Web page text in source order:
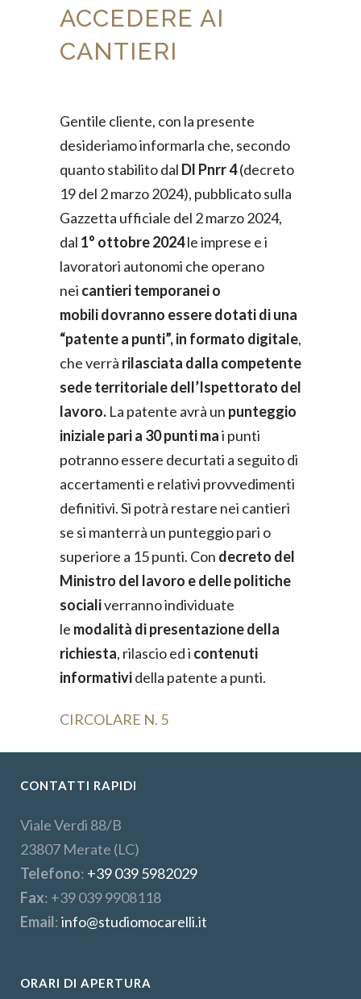
ACCEDERE AI
CANTIERI
Gentile cliente, con la presente
desideriamo informarla che, secondo
quanto stabilito dal Dl Pnrr 4(decreto
19 del 2 marzo 2024), pubblicato sulla
Gazzetta ufficiale del 2 marzo 2024,
dal 1° ottobre 2024le imprese e i
lavoratori autonomi che operano
nei cantieri temporanei o
mobilidovranno essere dotati di una
“patente a punti”, in formato digitale,
che verrà rilasciata dalla competente
sede territoriale dell’Ispettorato del
lavoro. La patente avrà un punteggio
iniziale pari a 30 punti mai punti
potranno essere decurtati a seguito di
accertamenti e relativi provvedimenti
definitivi. Si potrà restare nei cantieri
se si manterrà un punteggio pari o
superiore a 15 punti. Con decreto del
Ministro del lavoro e delle politiche
socialiverranno individuate
le modalità di presentazionedella
richiesta, rilascio ed i contenuti
informatividella patente a punti.
CIRCOLARE N. 5
CONTATTI RAPIDI
Viale Verdi 88/B
23807 Merate (LC)
Telefono: +39 039 5982029
Fax: +39 039 9908118
Email:info@studiomocarelli.it
ORARI DI APERTURA